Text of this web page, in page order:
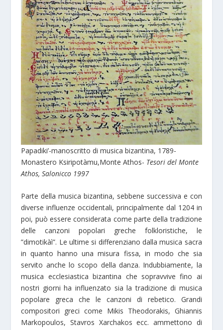
Papadiki’-manoscritto di musica bizantina, 1789-
Monastero Ksiripotàmu,Monte Athos- Tesori del Monte
Athos, Salonicco 1997
Parte della musica bizantina, sebbene successiva e con
diverse influenze occidentali, principalmente dal 1204 in
poi, può essere considerata come parte della tradizione
delle canzoni popolari greche folkloristiche, le
”dimotikàì”. Le ultime si differenziano dalla musica sacra
in quanto hanno una misura fissa, in modo che sia
servito anche lo scopo della danza. Indubbiamente, la
musica ecclesiastica bizantina che sopravvive fino ai
nostri giorni ha influenzato sia la tradizione di musica
popolare greca che le canzoni di rebetico. Grandi
compositori greci come Mikis Theodorakis, Ghiannis
Markopoulos, Stavros Xarchakos ecc. ammettono di